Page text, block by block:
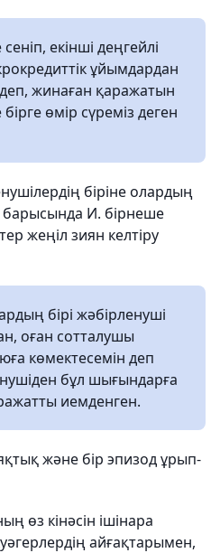
екінші деңгейлі
ұйымдардан
жинаған қаражатын
өмір сүреміз деген
біріне олардың
И. бірнеше
жеңіл зиян келтіру
бірі жәбірленуші
оған сотталушы
көмектесемін деп
бұл шығындарға
иемденген.
және бір эпизод ұрып-
өз кінәсін ішінара
айғақтарымен,